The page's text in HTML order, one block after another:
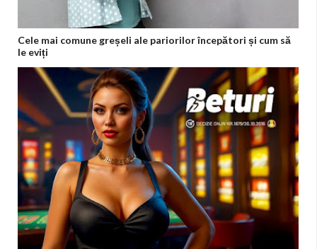
Cele mai comune greșeli ale pariorilor începători și cum să
le eviți